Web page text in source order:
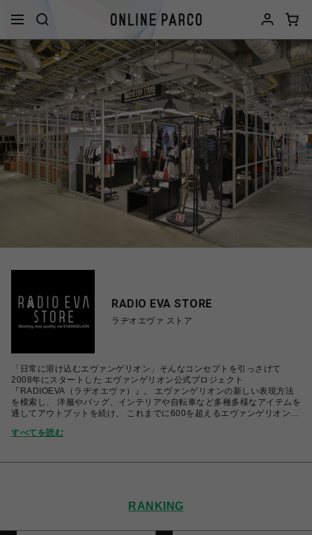
RADIO EVA STORE
ラヂオエヴァ ストア
「日常に溶け込むエヴァンゲリオン」そんなコンセプトを引っさげて
2008年にスタートした エヴァンゲリオン公式プロジェクト
『RADIOEVA（ラヂオエヴァ）』。 エヴァンゲリオンの新しい表現方法
を模索し、 洋服やバッグ、インテリアや自転車など多種多様なアイテムを
通してアウトプットを続け、 これまでに600を超えるエヴァンゲリオンア
る挑戦がこのリアルストア。 多くのエヴァファンに刺激を与え、新たなコ
すべてを読む
RANKING